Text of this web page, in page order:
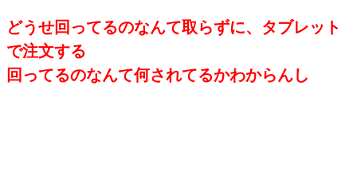
どうせ回ってるのなんて取らずに、タブレット
で注文する
回ってるのなんて何されてるかわからんし